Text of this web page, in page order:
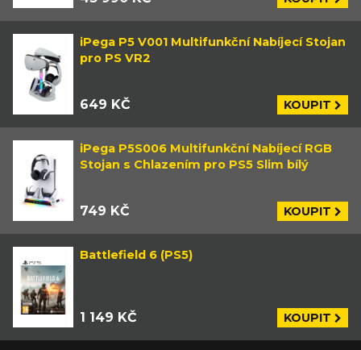
iPega P5 V001 Multifunkční Nabíjecí Stojan
pro PS VR2
649 KČ KOUPIT
iPega P5S006 Multifunkční Nabíjecí RGB
Stojan s Chlazením pro PS5 Slim bílý
749 KČ KOUPIT
Battlefield 6 (PS5)
1 149 KČ KOUPIT